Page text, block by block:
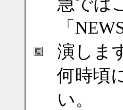
「
演しま
何時頃
い。